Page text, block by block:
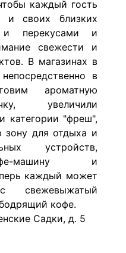
каждый гость
и своих близких
перекусами и
свежести и
В магазинах в
в
ароматную
увеличили
категории "фреш",
зону для отдыха и
устройств,
машину и
каждый может
свежевыжатый
кофе.
Садки, д. 5